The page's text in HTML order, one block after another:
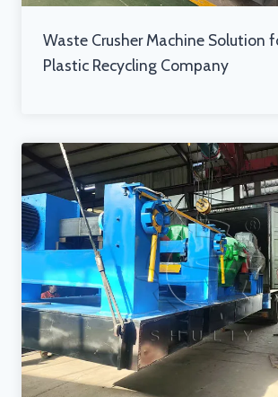
Waste Crusher Machine Solution
Plastic Recycling Company